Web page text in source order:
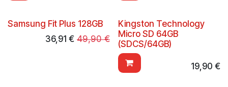
Samsung Fit Plus 128GB
36,91 € 49,90€
Kingston Technology
Micro SD 64GB
(SDCS/64GB)
19,90 €